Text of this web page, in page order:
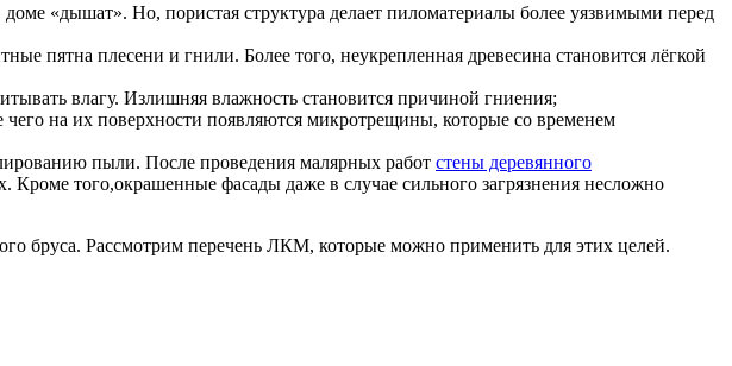
доме «дышат». Но, пористая структура делает пиломатериалы более уязвимыми перед
пятна плесени и гнили. Более того, неукрепленная древесина становится лёгкой
влагу. Излишняя влажность становится причиной гниения;
на их поверхности появляются микротрещины, которые со временем
пыли. После проведения малярных работ стены деревянного
Кроме того,окрашенные фасады даже в случае сильного загрязнения несложно
бруса. Рассмотрим перечень ЛКМ, которые можно применить для этих целей.